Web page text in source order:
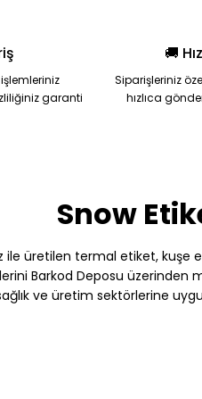
olmalı.
garanti
🚚
Siparişleriniz
hızlıca
Snow
ile üretilen termal etiket, kuşe
Barkod Deposu üzerinden
ve üretim sektörlerine